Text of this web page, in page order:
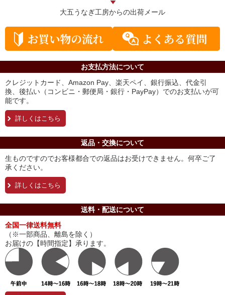
大五うなぎ工房からの出荷メール
お支払方法について
クレジットカード、Amazon Pay、楽天ペイ、銀行振込、代金引
換、後払い（コンビニ・郵便局・銀行・PayPay）でのお支払いが可
能です。
詳しくはこちら
返品・交換について
生ものですのでお客様都合での返品はお受けできません。何卒ご了
承ください。
詳しくはこちら
送料・配送について
全国一律送料無料
（※一部商品、離島を除く）
お届けの【時間指定】承ります。